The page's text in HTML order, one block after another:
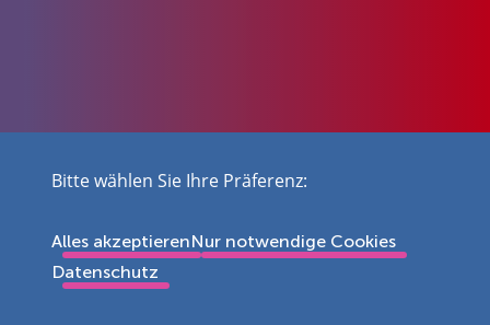
Bitte wählen Sie Ihre Präferenz:
Alles akzeptierenNur notwendige Cookies
Datenschutz